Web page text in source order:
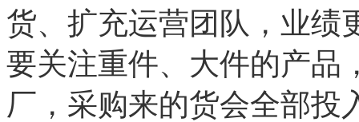
货、扩充运营团队，业绩
要关注重件、大件的产品
厂，采购来的货会全部投